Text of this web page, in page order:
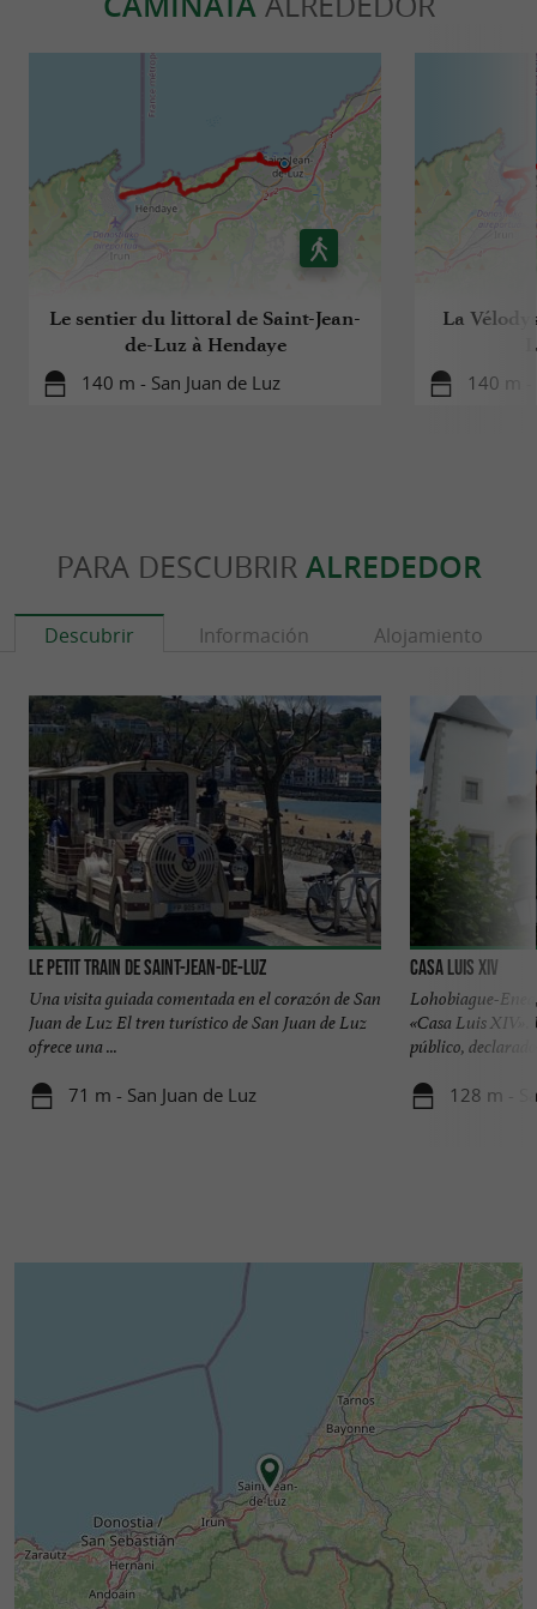
Le sentier du littoral de Saint-Jean-
de-Luz à Hendaye
140 m - San Juan de Luz
La
140 m -
PARA DESCUBRIR ALREDEDOR
Descubrir Información Alojamiento
Le petit train de Saint-Jean-de-Luz
Una visita guiada comentada en el corazón de San
Juan de Luz El tren turístico de San Juan de Luz
ofrece una ...
71 m - San Juan de Luz
Casa Luis XIV
Lohobiague-
«Casa Luis
público,
128 m -